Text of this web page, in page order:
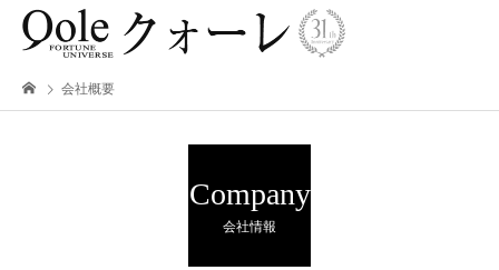
会社概要
Company
会社情報